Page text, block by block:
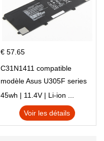
€ 57.65
C31N1411 compatible
modèle Asus U305F series
45wh | 11.4V | Li-ion ...
Voir les détails